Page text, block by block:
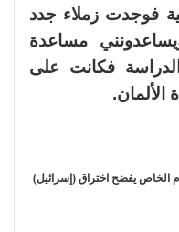
فوجدت زملاء جدد
مساعدة
فكانت على
الخاص يفضح اختراق (إسرائيل)